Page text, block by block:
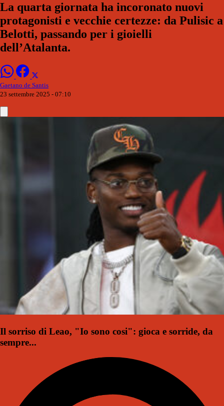
La quarta giornata ha incoronato nuovi
protagonisti e vecchie certezze: da Pulisic a
Belotti, passando per i gioielli
dell’Atalanta.
Gaetano de Santis
23 settembre 2025 - 07:10
Il sorriso di Leao, "Io sono cosi": gioca e sorride, da
sempre...